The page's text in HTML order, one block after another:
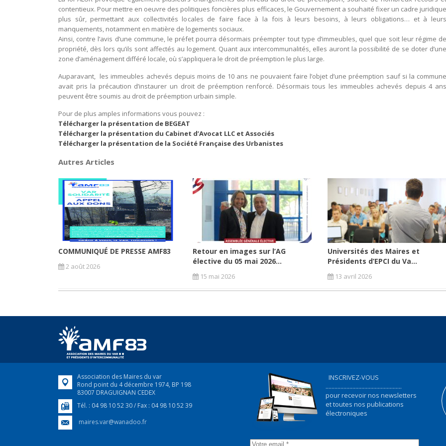
contentieux. Pour mettre en oeuvre des politiques foncières plus efficaces, le Gouvernement a souhaité fixer un cadre juridique
plus sûr, permettant aux collectivités locales de faire face à la fois à leurs besoins, à leurs obligations… et à leurs
manquements, notamment en matière de logements sociaux.
Ainsi, contre l’avis d’une commune, le préfet pourra désormais préempter tout type d’immeubles, quel que soit leur régime de
propriété, dès lors qu’ils sont affectés au logement. Quant aux intercommunalités, elles auront la possibilité de se doter d’une
zone d’aménagement différé locale, où s’appliquera le droit de préemption le plus large.
Auparavant, les immeubles achevés depuis moins de 10 ans ne pouvaient faire l’objet d’une préemption sauf si la commune
avait pris la précaution d’instaurer un droit de préemption renforcé. Désormais tous les immeubles achevés depuis 4 ans
peuvent être soumis au droit de préemption urbain simple.
Pour de plus amples informations vous pouvez :
Télécharger la présentation de BEGEAT
Télécharger la présentation du Cabinet d’Avocat LLC et Associés
Télécharger la présentation de la Société Française des Urbanistes
Autres Articles
COMMUNIQUÉ DE PRESSE AMF83
2 août 2026
Retour en images sur l’AG
élective du 05 mai 2026...
15 mai 2026
Universités des Maires et
Présidents d’EPCI du Va...
13 avril 2026
Association des Maires du var
Rond point du 4 décembre 1974, BP 198
83007 DRAGUIGNAN CEDEX
Tél. : 04 98 10 52 30 / Fax : 04 98 10 52 39
maires.var@wanadoo.fr
INSCRIVEZ-VOUS
...................................................
pour recevoir nos newsletters
et toutes nos publications
électroniques